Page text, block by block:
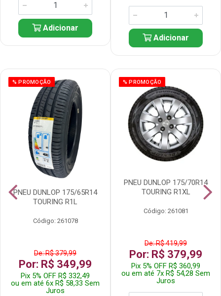
Adicionar
Adicionar
% PROMOÇÃO
PNEU DUNLOP 175/65R14
TOURING R1L
Código: 261078
De: R$ 379,99
Por: R$ 349,99
Pix 5% OFF R$ 332,49
ou em até 6x R$ 58,33 Sem
Juros
% PROMOÇÃO
PNEU DUNLOP 175/70R14
TOURING R1XL
Código: 261081
De: R$ 419,99
Por: R$ 379,99
Pix 5% OFF R$ 360,99
ou em até 7x R$ 54,28 Sem
Juros